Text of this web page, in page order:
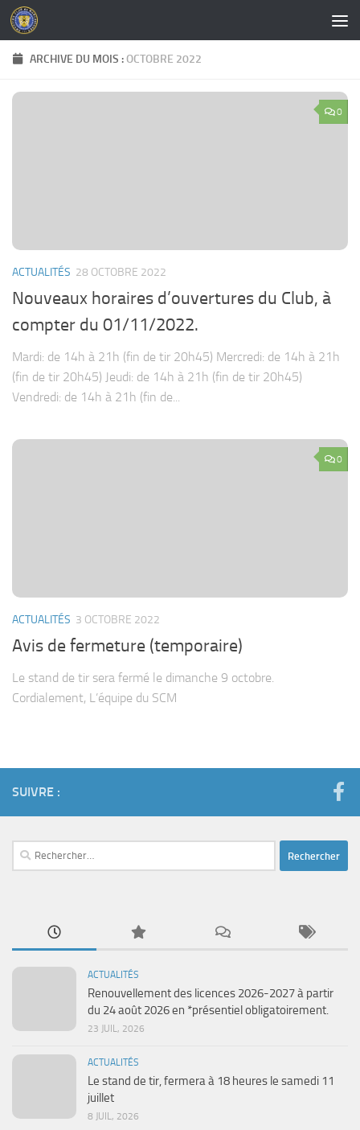
Skip to content
ARCHIVE DU MOIS :OCTOBRE 2022
0
ACTUALITÉS 28 OCTOBRE 2022
Nouveaux horaires d’ouvertures du Club, à
compter du 01/11/2022.
Mardi: de 14h à 21h (fin de tir 20h45) Mercredi: de 14h à 21h
(fin de tir 20h45) Jeudi: de 14h à 21h (fin de tir 20h45)
Vendredi: de 14h à 21h (fin de...
0
ACTUALITÉS 3 OCTOBRE 2022
Avis de fermeture (temporaire)
Le stand de tir sera fermé le dimanche 9 octobre.
Cordialement, L’équipe du SCM
SUIVRE :
Rechercher :
ACTUALITÉS
Renouvellement des licences 2026-2027 à partir
du 24 août 2026 en *présentiel obligatoirement.
23 JUIL, 2026
ACTUALITÉS
Le stand de tir, fermera à 18 heures le samedi 11
juillet
8 JUIL, 2026